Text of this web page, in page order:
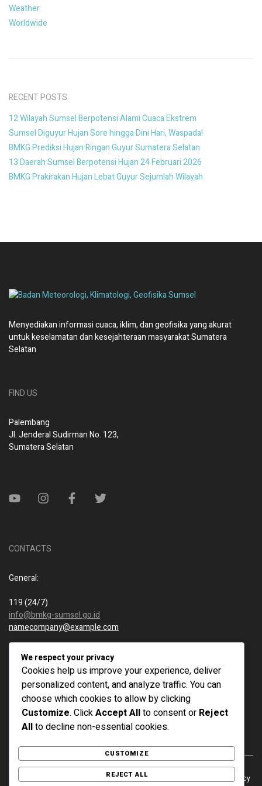
Weather
Worldwide
RECENT POSTS
12 Wilayah Sumsel Berpotensi Alami Cuaca Ekstrem
Sumsel Diguyur Hujan Sore hingga Dini Hari, Waspada!
BMKG Prediksi Hujan Ringan Guyur Sumatera Selatan
13 Daerah Sumsel Berpotensi Hujan 24 Februari 2026
BMKG Prakirakan Hujan Lebat Guyur Sejumlah Wilayah
Menyediakan informasi cuaca, iklim, dan geofisika yang akurat
untuk keselamatan dan kesejahteraan masyarakat Sumatera
Selatan
FIND US
Palembang
Jl. Jenderal Sudirman No. 123,
Sumatera Selatan
CONTACTS
General:
119 (24/7)
info@bmkg-sumsel.go.id
namecompany@example.com
New business:
info@bmkg-sumsel.go.id
namecompany@example.com
© 2025 BMKG Sumatera Selatan. All rights reserved. Privacy policy
We respect your privacy
Cookies help us improve your experience, deliver
personalized content, and analyze traffic. You can
choose which cookies to allow by clicking
Customize. ClickAccept Allto consent or Reject
Allto decline non-essential cookies.
CUSTOMIZE
REJECT ALL